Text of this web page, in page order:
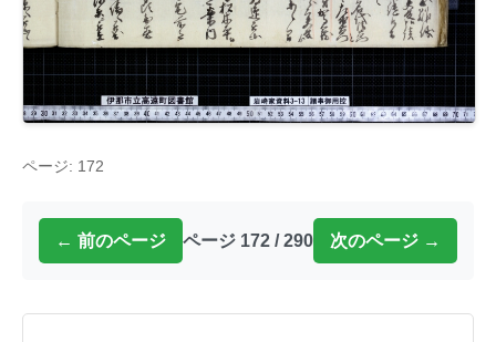
ページ: 172
← 前のページ ページ 172 / 290 次のページ →